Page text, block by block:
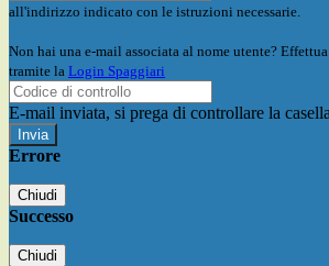
all'indirizzo indicato con le istruzioni necessarie.
Non hai una e-mail associata al nome utente?
tramite la Login Spaggiari
E-mail inviata, si prega di controllare la
Errore
Chiudi
Successo
Chiudi